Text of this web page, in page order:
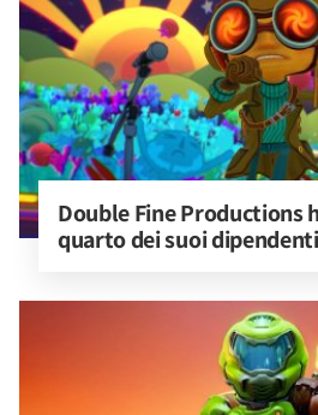
Double Fine Productions
quarto dei suoi dipendenti